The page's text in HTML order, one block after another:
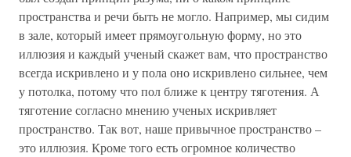
пространства и речи быть не могло. Например, мы сидим
в зале, который имеет прямоугольную форму, но это
иллюзия и каждый ученый скажет вам, что пространство
всегда искривлено и у пола оно искривлено сильнее, чем
у потолка, потому что пол ближе к центру тяготения. А
тяготение согласно мнению ученых искривляет
пространство. Так вот, наше привычное пространство –
это иллюзия. Кроме того есть огромное количество